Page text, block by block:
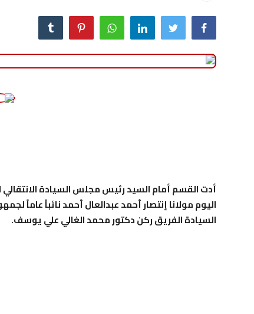
حوادث وقضايا
أدت القسم أمام السيد رئيس مجلس السيادة الانتقالي
اليوم مولانا إنتصار أحمد عبدالعال أحمد نائباً عاماً
السيادة الفريق ركن دكتور محمد الغالي علي يوسف.